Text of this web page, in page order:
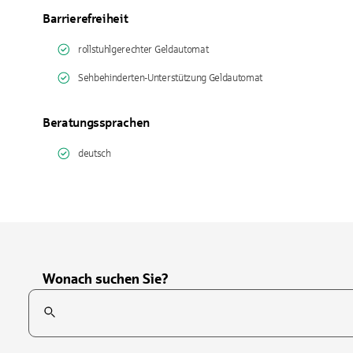
Barrierefreiheit
rollstuhlgerechter Geldautomat
Sehbehinderten-Unterstützung Geldautomat
Beratungssprachen
deutsch
Wonach suchen Sie?
Suchfeld